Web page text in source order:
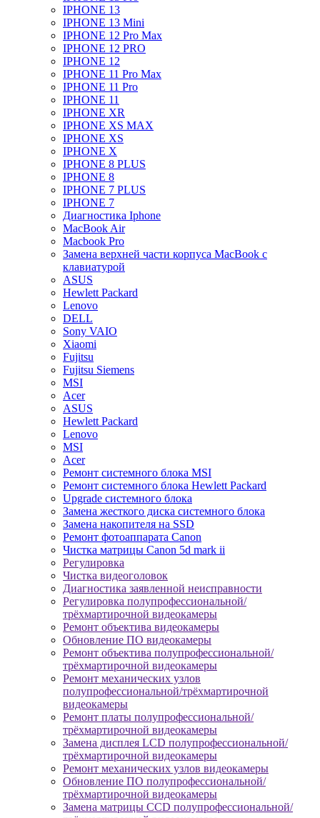
IPHONE 13
IPHONE 13 Mini
IPHONE 12 Pro Max
IPHONE 12 PRO
IPHONE 12
IPHONE 11 Pro Max
IPHONE 11 Pro
IPHONE 11
IPHONE XR
IPHONE XS MAX
IPHONE XS
IPHONE X
IPHONE 8 PLUS
IPHONE 8
IPHONE 7 PLUS
IPHONE 7
Диагностика Iphone
MacBook Air
Macbook Pro
Замена верхней части корпуса MacBook с
клавиатурой
ASUS
Hewlett Packard
Lenovo
DELL
Sony VAIO
Xiaomi
Fujitsu
Fujitsu Siemens
MSI
Acer
ASUS
Hewlett Packard
Lenovo
MSI
Acer
Ремонт системного блока MSI
Ремонт системного блока Hewlett Packard
Upgrade системного блока
Замена жесткого диска системного блока
Замена накопителя на SSD
Ремонт фотоаппарата Canon
Чистка матрицы Canon 5d mark ii
Регулировка
Чистка видеоголовок
Диагностика заявленной неисправности
Регулировка полупрофессиональной/
трёхмартирочной видеокамеры
Ремонт объектива видеокамеры
Обновление ПО видеокамеры
Ремонт объектива полупрофессиональной/
трёхмартирочной видеокамеры
Ремонт механических узлов
полупрофессиональной/трёхмартирочной
видеокамеры
Ремонт платы полупрофессиональной/
трёхмартирочной видеокамеры
Замена дисплея LCD полупрофессиональной/
трёхмартирочной видеокамеры
Ремонт механических узлов видеокамеры
Обновление ПО полупрофессиональной/
трёхмартирочной видеокамеры
Замена матрицы CCD полупрофессиональной/